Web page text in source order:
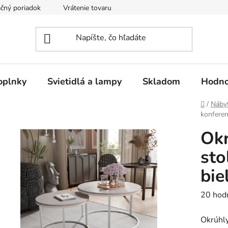
poriadok Vrátenie tovaru
Svietidlá a lampy Skladom
Domov
/
20